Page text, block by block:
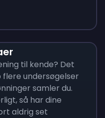
til kende? Det
flere undersøgelser
samler du.
så har dine
aldrig set